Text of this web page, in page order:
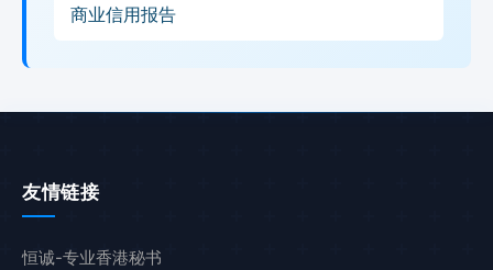
商业信用报告
友情链接
恒诚-专业香港秘书